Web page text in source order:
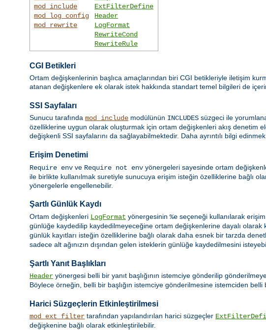
mod_include
mod_log_config
mod_rewrite
ExtFilterDefine
Header
LogFormat
RewriteCond
RewriteRule
CGI Betikleri
Ortam değişkenlerinin başlıca amaçlarından biri CGI betikleriyle iletişim
atanan değişkenlere ek olarak istek hakkında standart temel bilgileri de
SSI Sayfaları
Sunucu tarafında mod_include modülünün INCLUDES süzgeci ile
özelliklerine uygun olarak oluşturmak için ortam değişkenleri akış denetim
değişkenli SSI sayfalarını da sağlayabilmektedir. Daha ayrıntılı bilgi
Erişim Denetimi
Require env ve Require not env yönergeleri sayesinde ortam
ile birlikte kullanılmak suretiyle sunucuya erişim isteğin özelliklerine bağlı
yönergelerle engellenebilir.
Şartlı Günlük Kaydı
Ortam değişkenleri LogFormat yönergesinin %e seçeneği kullanılarak
günlüğe kaydedilip kaydedilmeyeceğine ortam değişkenlerine dayalı
günlük kayıtları isteğin özelliklerine bağlı olarak daha esnek bir tarzda
sadece alt ağınızın dışından gelen isteklerin günlüğe kaydedilmesini
Şartlı Yanıt Başlıkları
Header yönergesi belli bir yanıt başlığının istemciye gönderilip
Böylece örneğin, belli bir başlığın istemciye gönderilmesine istemciden belli
Harici Süzgeçlerin Etkinleştirilmesi
mod_ext_filter tarafından yapılandırılan harici süzgeçler
değişkenine bağlı olarak etkinleştirilebilir.